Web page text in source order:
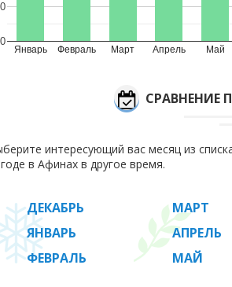
Январь Февраль Март Апрель Май
0
СРАВНЕНИЕ
интересующий вас месяц из
в Афинах в другое время.
ДЕКАБРЬ
ЯНВАРЬ
ФЕВРАЛЬ
МАРТ
АПРЕЛЬ
МАЙ